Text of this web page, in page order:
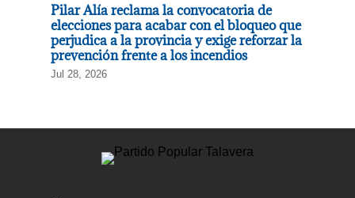
Pilar Alía reclama la convocatoria de
elecciones para acabar con el bloqueo que
perjudica a la provincia y exige reforzar la
prevención frente a los incendios
Jul 28, 2026